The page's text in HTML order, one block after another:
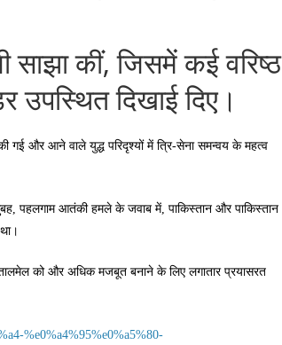
कीं, जिसमें कई वरिष्ठ
उपस्थित दिखाई दिए।
गई और आने वाले युद्ध परिदृश्यों में त्रि-सेना समन्वय के महत्व
पहलगाम आतंकी हमले के जवाब में, पाकिस्तान और पाकिस्तान
को और अधिक मजबूत बनाने के लिए लगातार प्रयासरत
%e0%a4%95%e0%a5%80-